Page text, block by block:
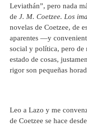
Leviathán”, pero nada
de J. M. Coetzee. Los
novelas de Coetzee, de
aparentes —y
social y política, pero de
estado de cosas,
rigor son pequeñas
Leo a Lazo y me
de Coetzee se hace